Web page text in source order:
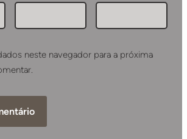
neste navegador para a próxima